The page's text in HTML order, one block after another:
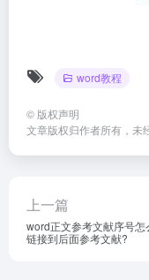
word教程
© 版权声明
文章版权归作者所有，未
上一篇
word正文参考文献序号怎
链接到后面参考文献?